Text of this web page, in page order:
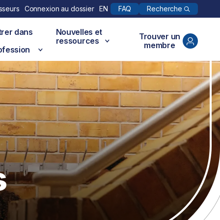
Connexion au dossier EN FAQ Recherche
dans
Nouvelles et
ressources
Trouver un
membre